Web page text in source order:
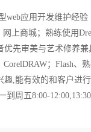
应用开发维护经验
上商城；熟练使用
先审美与艺术修养兼
；Flash、
,能有效的和客户进
周五8:00-